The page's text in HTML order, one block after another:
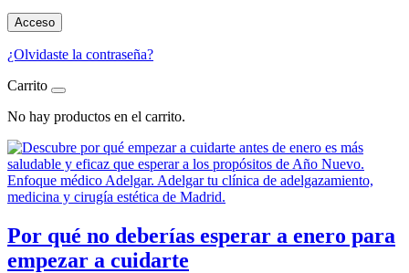
Acceso
¿Olvidaste la contraseña?
Carrito
No hay productos en el carrito.
Por qué no deberías esperar a enero para
empezar a cuidarte